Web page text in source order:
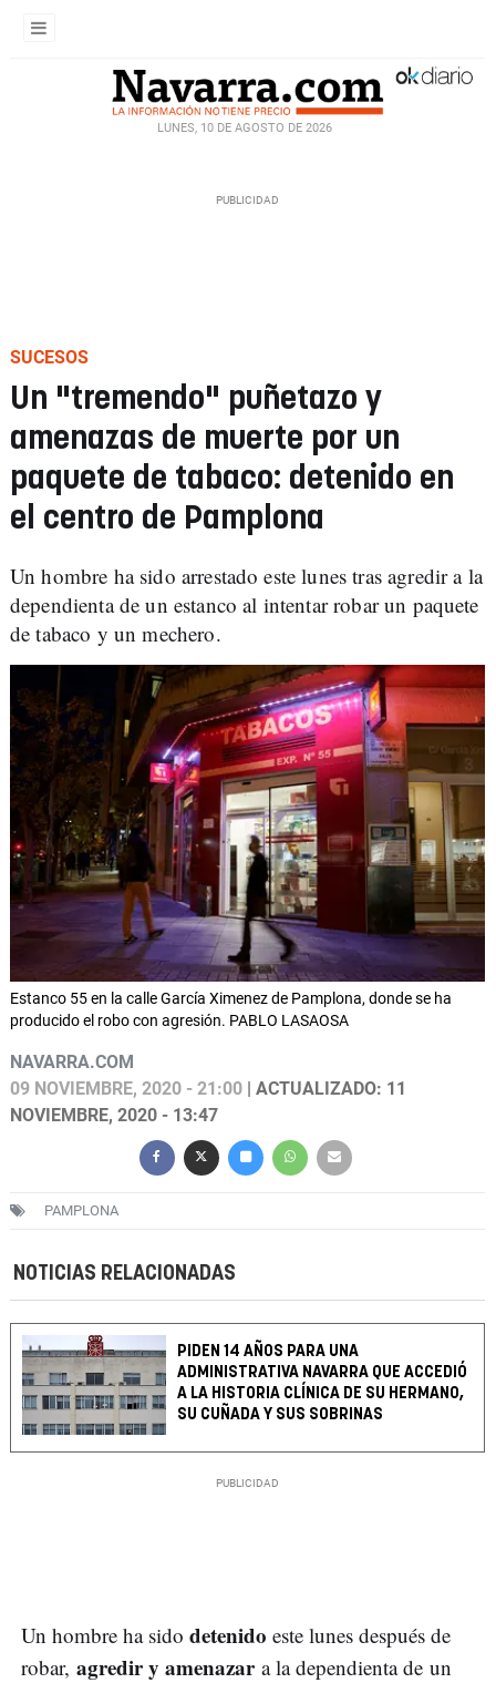
LUNES, 10 DE AGOSTO DE 2026
SUCESOS
Un "tremendo" puñetazo y
amenazas de muerte por un
paquete de tabaco: detenido en
el centro de Pamplona
Un hombre ha sido arrestado este lunes tras agredir a la
dependienta de un estanco al intentar robar un paquete
de tabaco y un mechero.
Estanco 55 en la calle García Ximenez de Pamplona, donde se ha
producido el robo con agresión. PABLO LASAOSA
NAVARRA.COM
09 NOVIEMBRE, 2020 - 21:00 | ACTUALIZADO: 11
NOVIEMBRE, 2020 - 13:47
PAMPLONA
NOTICIAS RELACIONADAS
PIDEN 14 AÑOS PARA UNA
ADMINISTRATIVA NAVARRA QUE ACCEDIÓ
A LA HISTORIA CLÍNICA DE SU HERMANO,
SU CUÑADA Y SUS SOBRINAS
Un hombre ha sido detenido este lunes después de
robar, agredir y amenazara la dependienta de un